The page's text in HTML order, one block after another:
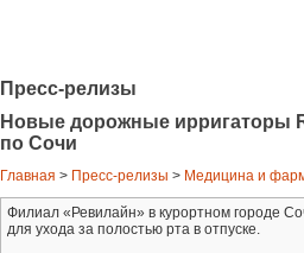
Пресс-релизы
Новые дорожные ирригаторы
по Сочи
Главная > Пресс-релизы > Медицина и
Филиал «Ревилайн» в курортном городе
для ухода за полостью рта в отпуске.